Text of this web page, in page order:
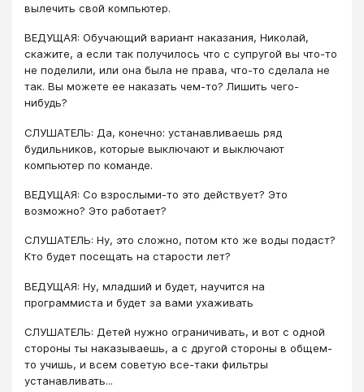
вылечить свой компьютер.
ВЕДУЩАЯ: Обучающий вариант наказания, Николай,
скажите, а если так получилось что с супругой вы что-то
не поделили, или она была не права, что-то сделала не
так. Вы можете ее наказать чем-то? Лишить чего-
нибудь?
СЛУШАТЕЛЬ: Да, конечно: устанавливаешь ряд
будильников, которые выключают и выключают
компьютер по команде.
ВЕДУЩАЯ: Со взрослыми-то это действует? Это
возможно? Это работает?
СЛУШАТЕЛЬ: Ну, это сложно, потом кто же воды подаст?
Кто будет посещать на старости лет?
ВЕДУЩАЯ: Ну, младший и будет, научится на
программиста и будет за вами ухаживать
СЛУШАТЕЛЬ: Детей нужно ограничивать, и вот с одной
стороны ты наказываешь, а с другой стороны в общем-
то учишь, и всем советую все-таки фильтры
устанавливать...